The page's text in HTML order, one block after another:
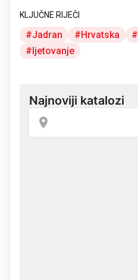
KLJUČNE RIJEČI
Jadran Hrvatska
ljetovanje